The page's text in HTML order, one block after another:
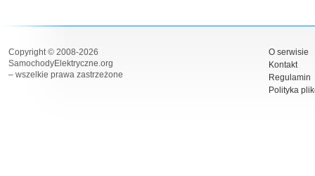
Copyright © 2008-2026
SamochodyElektryczne.org
– wszelkie prawa zastrzeżone
O serwisie
Kontakt
Regulamin
Polityka